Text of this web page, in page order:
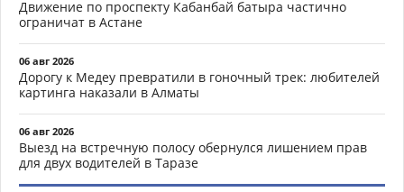
Движение по проспекту Кабанбай батыра частично
ограничат в Астане
06 авг 2026
Дорогу к Медеу превратили в гоночный трек: любителей
картинга наказали в Алматы
06 авг 2026
Выезд на встречную полосу обернулся лишением прав
для двух водителей в Таразе